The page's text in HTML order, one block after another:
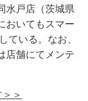
水戸店（茨城県
おいてもスマー
ている。なお、
店舗にてメンテ
＞